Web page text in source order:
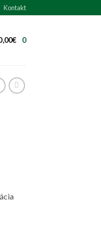
Kontakt
€ 0